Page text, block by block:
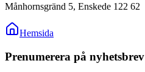
Månhornsgränd 5, Enskede 122 62
Hemsida
Prenumerera på nyhetsbrev